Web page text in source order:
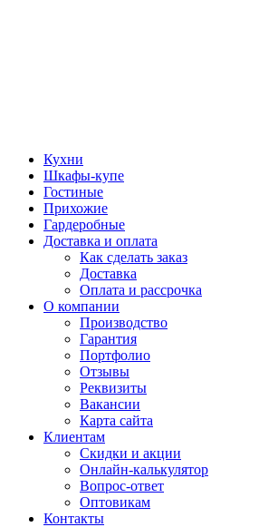
Кухни
Шкафы-купе
Гостиные
Прихожие
Гардеробные
Доставка и оплата
Как сделать заказ
Доставка
Оплата и рассрочка
О компании
Производство
Гарантия
Портфолио
Отзывы
Реквизиты
Вакансии
Карта сайта
Клиентам
Скидки и акции
Онлайн-калькулятор
Вопрос-ответ
Оптовикам
Контакты